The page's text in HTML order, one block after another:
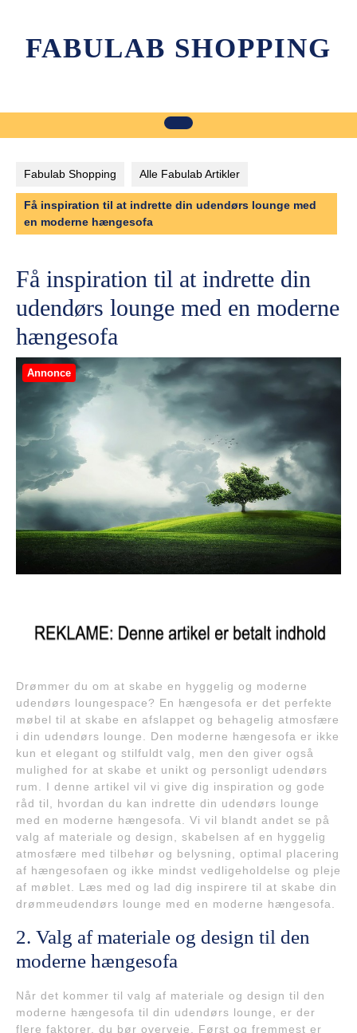
contentFABULAB SHOPPING
Fabulab Shopping Alle Fabulab Artikler
Få inspiration til at indrette din udendørs lounge med
en moderne hængesofa
Få inspiration til at indrette din
udendørs lounge med en moderne
hængesofa
Annonce
Drømmer du om at skabe en hyggelig og moderne
udendørs loungespace? En hængesofa er det perfekte
møbel til at skabe en afslappet og behagelig atmosfære
i din udendørs lounge. Den moderne hængesofa er ikke
kun et elegant og stilfuldt valg, men den giver også
mulighed for at skabe et unikt og personligt udendørs
rum. I denne artikel vil vi give dig inspiration og gode
råd til, hvordan du kan indrette din udendørs lounge
med en moderne hængesofa. Vi vil blandt andet se på
valg af materiale og design, skabelsen af en hyggelig
atmosfære med tilbehør og belysning, optimal placering
af hængesofaen og ikke mindst vedligeholdelse og pleje
af møblet. Læs med og lad dig inspirere til at skabe din
drømmeudendørs lounge med en moderne hængesofa.
2. Valg af materiale og design til den
moderne hængesofa
Når det kommer til valg af materiale og design til den
moderne hængesofa til din udendørs lounge, er der
flere faktorer, du bør overveje. Først og fremmest er